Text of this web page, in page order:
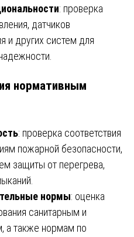
: проверка
датчиков
и других систем для
нормативным
: проверка соответствия
пожарной безопасности,
защиты от перегрева,
нормы: оценка
санитарным и
а также нормам по